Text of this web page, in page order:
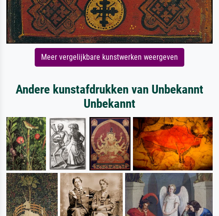
Meer vergelijkbare kunstwerken weergeven
Andere kunstafdrukken van Unbekannt
Unbekannt